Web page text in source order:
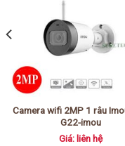
Camera wifi 2MP 1 râu
G22-imou
Giá: liên hệ